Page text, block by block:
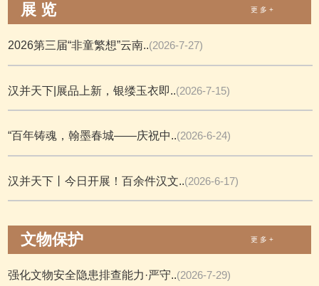
展 览 更 多 +
2026第三届“非童繁想”云南..(2026-7-27)
汉并天下|展品上新，银缕玉衣即..(2026-7-15)
“百年铸魂，翰墨春城——庆祝中..(2026-6-24)
汉并天下丨今日开展！百余件汉文..(2026-6-17)
文物保护 更 多 +
强化文物安全隐患排查能力·严守..(2026-7-29)